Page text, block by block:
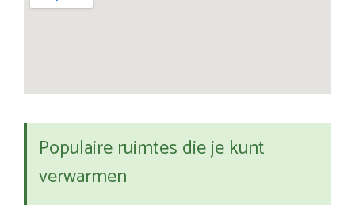
Populaire ruimtes die je kunt
verwarmen